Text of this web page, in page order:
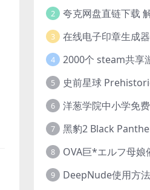
2
3 在线电子印章生成器
4
5
6
7
8
9